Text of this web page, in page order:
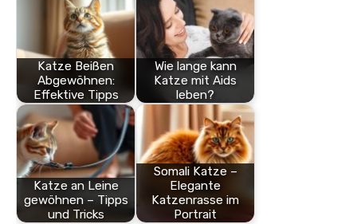
Katze Beißen
Abgewöhnen:
Effektive Tipps
Wie lange kann
Katze mit Aids
leben?
Katze an Leine
gewöhnen – Tipps
und Tricks
Somali Katze –
Elegante
Katzenrasse im
Portrait